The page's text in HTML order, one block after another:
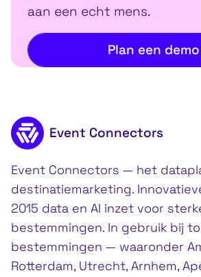
aan een echt mens.
Plan een demo
Footer inhoud
Event Connectors
Event Connectors — het
destinatiemarketing.
2015 data en AI inzet voor
bestemmingen. In gebruik bij
bestemmingen — waaronder
Rotterdam, Utrecht, Arnhem,